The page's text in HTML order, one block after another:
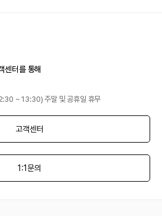
센터를 통해
~ 13:30) 주말 및 공휴일 휴무
고객센터
1:1문의